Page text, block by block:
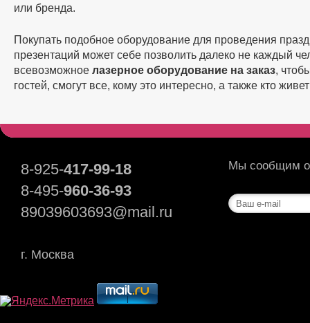
или бренда.
Покупать подобное оборудование для проведения
презентаций может себе позволить далеко не каждый
всевозможное лазерное оборудование на заказ,
гостей, смогут все, кому это интересно, а также кто
8-925-417-99-18
8-495-960-36-93
89039603693@mail.ru
г. Москва
Мы сообщим о